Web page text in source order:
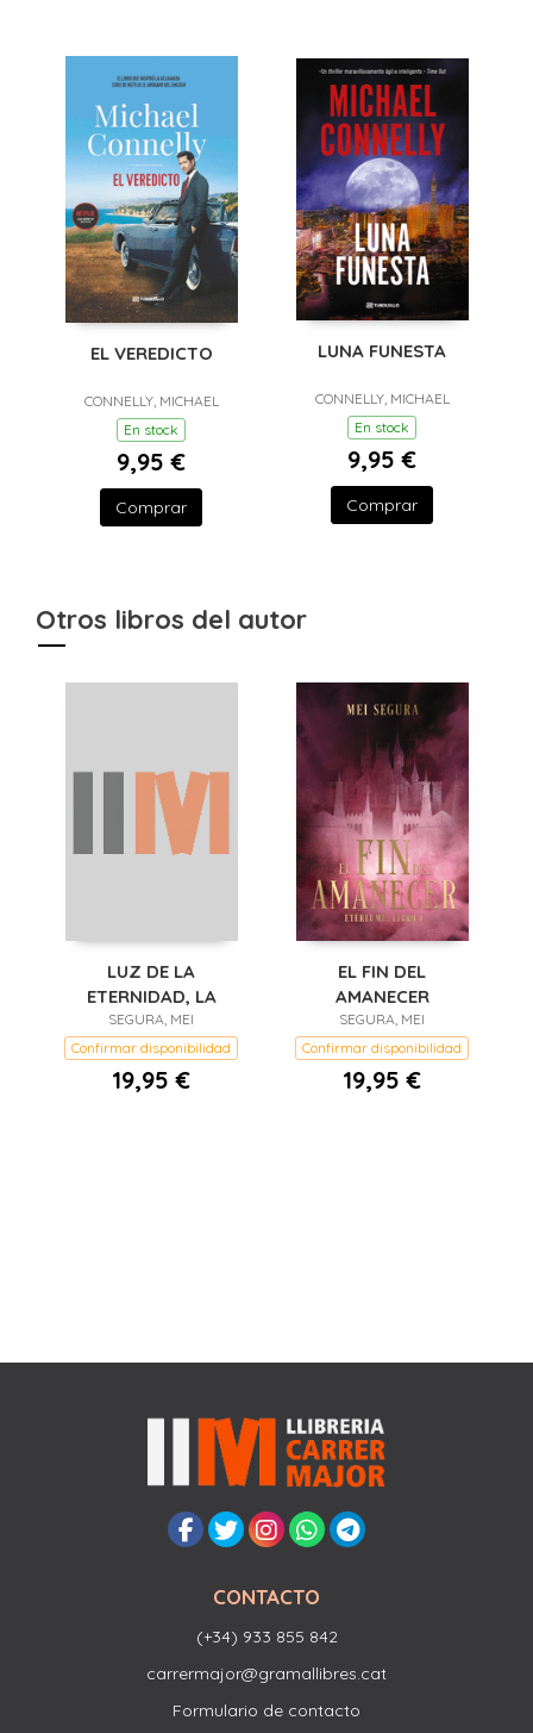
EL VEREDICTO
CONNELLY, MICHAEL
En stock
9,95 €
Comprar
LUNA FUNESTA
CONNELLY, MICHAEL
En stock
9,95 €
Comprar
Otros libros del autor
LUZ DE LA
ETERNIDAD, LA
SEGURA, MEI
Confirmar disponibilidad
19,95 €
EL FIN DEL
AMANECER
SEGURA, MEI
Confirmar disponibilidad
19,95 €
CONTACTO
(+34) 933 855 842
carrermajor@gramallibres.cat
Formulario de contacto